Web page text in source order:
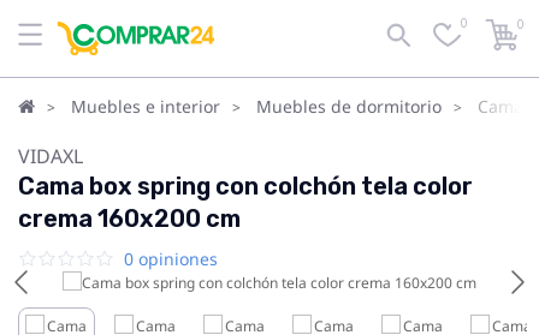
0 0
Muebles e interior Muebles de dormitorio Camas
VIDAXL
Cama box spring con colchón tela color
crema 160x200 cm
0 opiniones